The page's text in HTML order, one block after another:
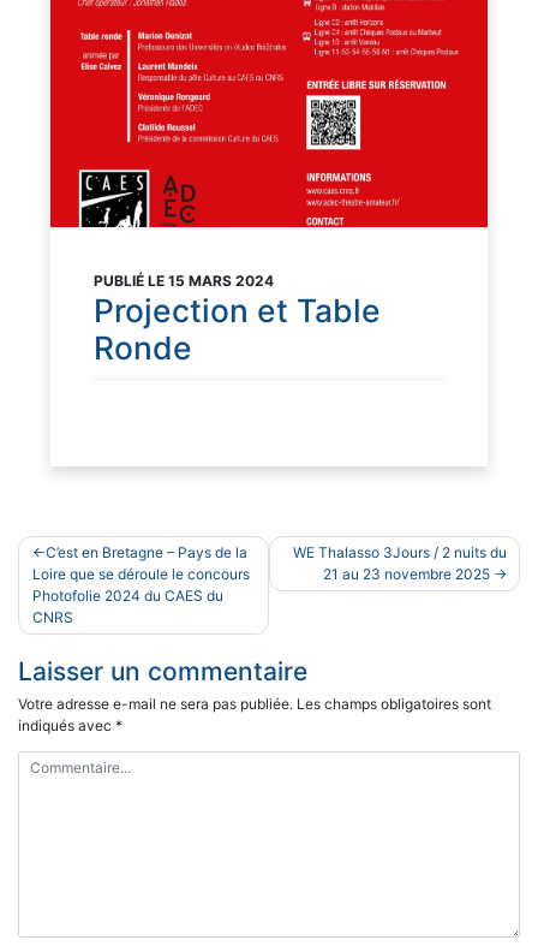
PUBLIÉ LE 15 MARS 2024
Projection et Table
Ronde
Navigation
de
l’article
C’est en Bretagne – Pays de la
Loire que se déroule le concours
Photofolie 2024 du CAES du
CNRS
WE Thalasso 3Jours / 2 nuits du
21 au 23 novembre 2025
Laisser un commentaire
Votre adresse e-mail ne sera pas publiée. Les champs obligatoires sont
indiqués avec *